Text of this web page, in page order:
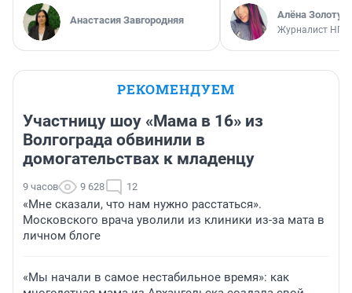
Анастасия Завгородняя Алёна
Журналист НГС
РЕКОМЕНДУЕМ
Участницу шоу «Мама в 16» из
Волгограда обвинили в
домогательствах к младенцу
9 часов 9 628 12
«Мне сказали, что нам нужно расстаться».
Московского врача уволили из клиники из-за мата в
личном блоге
«Мы начали в самое нестабильное время»: как